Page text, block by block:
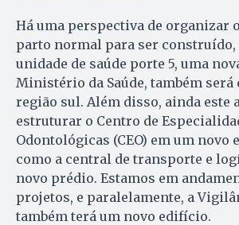
Há uma perspectiva de organizar
parto normal para ser construído,
unidade de saúde porte 5, uma
Ministério da Saúde, também será
região sul. Além disso, ainda este
estruturar o Centro de
Odontológicas (CEO) em um novo
como a central de transporte e
novo prédio. Estamos em
projetos, e paralelamente, a
também terá um novo edifício.